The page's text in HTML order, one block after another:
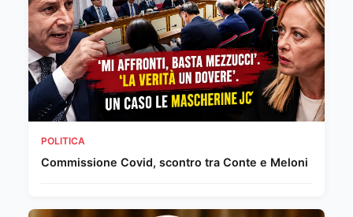
POLITICA
Commissione Covid, scontro tra Conte e Meloni